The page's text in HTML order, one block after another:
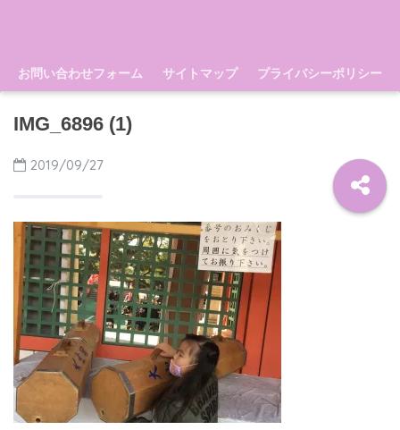
お問い合わせフォーム サイトマップ プライバシーポリシー
IMG_6896 (1)
2019/09/27